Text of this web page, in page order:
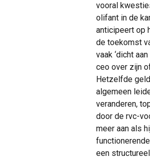
vooral
olifant in de
anticipeert op
de toekomst
vaak ‘dicht
ceo over zijn
Hetzelfde
algemeen
veranderen,
door de rvc-
meer aan als
een